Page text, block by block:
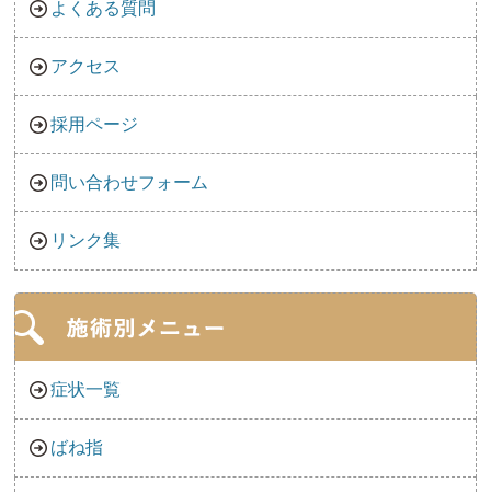
よくある質問
アクセス
採用ページ
問い合わせフォーム
リンク集
症状一覧
ばね指